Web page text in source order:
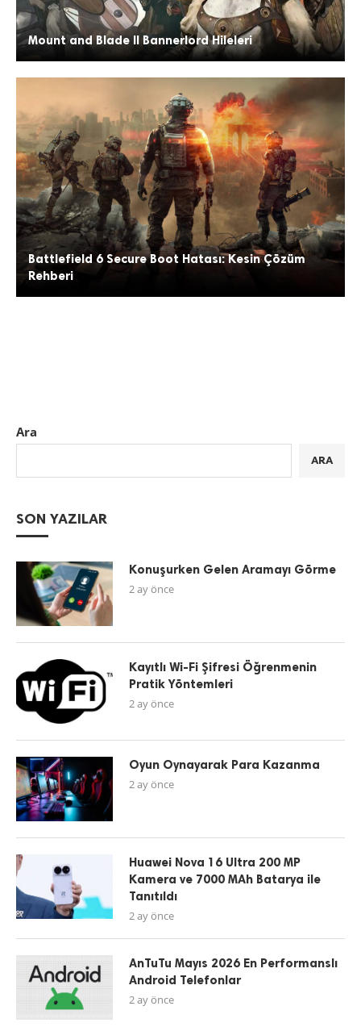
Mount and Blade II Bannerlord Hileleri
Battlefield 6 Secure Boot Hatası: Kesin Çözüm
Rehberi
Ara
ARA
SON YAZILAR
Konuşurken Gelen Aramayı Görme
2 ay önce
Kayıtlı Wi-Fi Şifresi Öğrenmenin
Pratik Yöntemleri
2 ay önce
Oyun Oynayarak Para Kazanma
2 ay önce
Huawei Nova 16 Ultra 200 MP
Kamera ve 7000 MAh Batarya ile
Tanıtıldı
2 ay önce
AnTuTu Mayıs 2026 En Performanslı
Android Telefonlar
2 ay önce